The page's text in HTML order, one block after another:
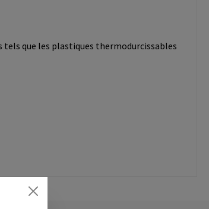
que les plastiques thermodurcissables